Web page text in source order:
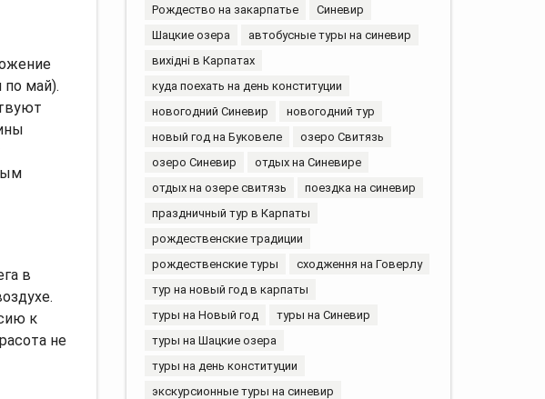
по май).
в
к
не
Рождество на закарпатье
Синевир
Шацкие озера
автобусные туры на синевир
вихідні в Карпатах
куда поехать на день конституции
новогодний Синевир
новогодний тур
новый год на Буковеле
озеро Свитязь
озеро Синевир
отдых на Синевире
отдых на озере свитязь
поездка на синевир
праздничный тур в Карпаты
рождественские традиции
рождественские туры
сходження на Говерлу
тур на новый год в карпаты
туры на Новый год
туры на Синевир
туры на Шацкие озера
туры на день конституции
экскурсионные туры на синевир